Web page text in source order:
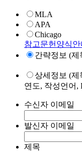
MLA
APA
Chicago
참고문헌양식안
간략정보 (제
상세정보 (제
연도, 작성언어,
수신자 이메일
발신자 이메일
제목